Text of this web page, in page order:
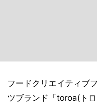
フードクリエイティブ
ツブランド「toroa(ト